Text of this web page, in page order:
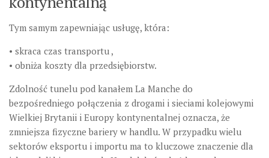
Tym samym zapewniając usługę, która:
• skraca czas transportu ,
• obniża koszty dla przedsiębiorstw.
Zdolność tunelu pod kanałem La Manche do
bezpośredniego połączenia z drogami i sieciami kolejowymi
Wielkiej Brytanii i Europy kontynentalnej oznacza, że ​​
zmniejsza fizyczne bariery w handlu. W przypadku wielu
sektorów eksportu i importu ma to kluczowe znaczenie dla